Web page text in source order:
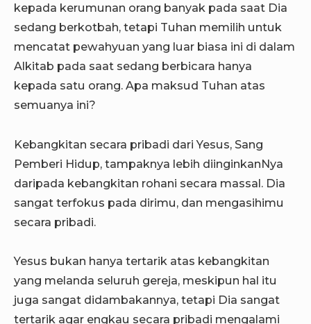
kepada kerumunan orang banyak pada saat Dia
sedang berkotbah, tetapi Tuhan memilih untuk
mencatat pewahyuan yang luar biasa ini di dalam
Alkitab pada saat sedang berbicara hanya
kepada satu orang. Apa maksud Tuhan atas
semuanya ini?
Kebangkitan secara pribadi dari Yesus, Sang
Pemberi Hidup, tampaknya lebih diinginkanNya
daripada kebangkitan rohani secara massal. Dia
sangat terfokus pada dirimu, dan mengasihimu
secara pribadi.
Yesus bukan hanya tertarik atas kebangkitan
yang melanda seluruh gereja, meskipun hal itu
juga sangat didambakannya, tetapi Dia sangat
tertarik agar engkau secara pribadi mengalami